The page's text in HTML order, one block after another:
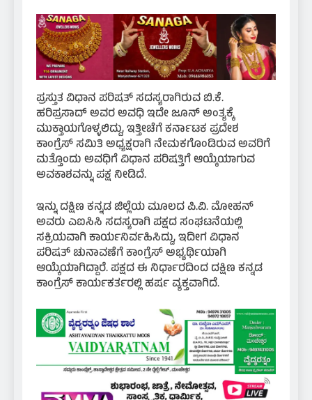
ಪ್ರಸ್ತುತ ವಿಧಾನ ಪರಿಷತ್ ಸದಸ್ಯರಾಗಿರುವ ಬಿ.ಕೆ.
ಹರಿಪ್ರಸಾದ್ ಅವರ ಅವಧಿ ಇದೇ ಜೂನ್ ಅಂತ್ಯಕ್ಕೆ
ಮುಕ್ತಾಯಗೊಳ್ಳಲಿದ್ದು, ಇತ್ತೀಚೆಗೆ ಕರ್ನಾಟಕ ಪ್ರದೇಶ
ಕಾಂಗ್ರೆಸ್ ಸಮಿತಿ ಅಧ್ಯಕ್ಷರಾಗಿ ನೇಮಕಗೊಂಡಿರುವ ಅವರಿಗೆ
ಮತ್ತೊಂದು ಅವಧಿಗೆ ವಿಧಾನ ಪರಿಷತ್ತಿಗೆ ಆಯ್ಕೆಯಾಗುವ
ಅವಕಾಶವನ್ನು ಪಕ್ಷ ನೀಡಿದೆ.
ಇನ್ನು ದಕ್ಷಿಣ ಕನ್ನಡ ಜಿಲ್ಲೆಯ ಮೂಲದ ಪಿ.ವಿ. ಮೋಹನ್
ಅವರು ಎಐಸಿಸಿ ಸದಸ್ಯರಾಗಿ ಪಕ್ಷದ ಸಂಘಟನೆಯಲ್ಲಿ
ಸಕ್ರಿಯವಾಗಿ ಕಾರ್ಯನಿರ್ವಹಿಸಿದ್ದು, ಇದೀಗ ವಿಧಾನ
ಪರಿಷತ್ ಚುನಾವಣೆಗೆ ಕಾಂಗ್ರೆಸ್ ಅಭ್ಯರ್ಥಿಯಾಗಿ
ಆಯ್ಕೆಯಾಗಿದ್ದಾರೆ. ಪಕ್ಷದ ಈ ನಿರ್ಧಾರದಿಂದ ದಕ್ಷಿಣ ಕನ್ನಡ
ಕಾಂಗ್ರೆಸ್ ಕಾರ್ಯಕರ್ತರಲ್ಲಿ ಹರ್ಷ ವ್ಯಕ್ತವಾಗಿದೆ.